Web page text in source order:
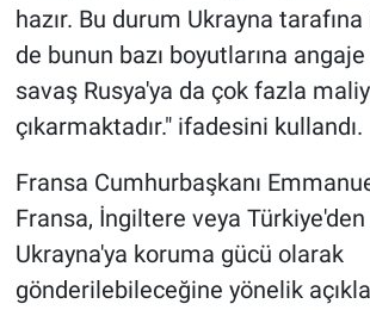
hazır. Bu durum Ukrayna
de bunun bazı boyutlarına
savaş Rusya'ya da çok fazla
çıkarmaktadır." ifadesini kullandı.
Fransa Cumhurbaşkanı
Fransa, İngiltere veya
Ukrayna'ya koruma gücü olarak
gönderilebileceğine yönelik